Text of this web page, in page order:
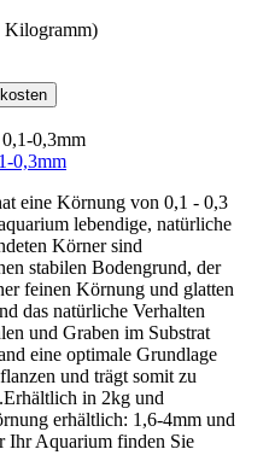
Kilogramm)
0,3mm
eine Körnung von 0,1 - 0,3
lebendige, natürliche
Körner sind
stabilen Bodengrund, der
feinen Körnung und glatten
das natürliche Verhalten
und Graben im Substrat
eine optimale Grundlage
und trägt somit zu
in 2kg und
erhältlich: 1,6-4mm und
Ihr Aquarium finden Sie